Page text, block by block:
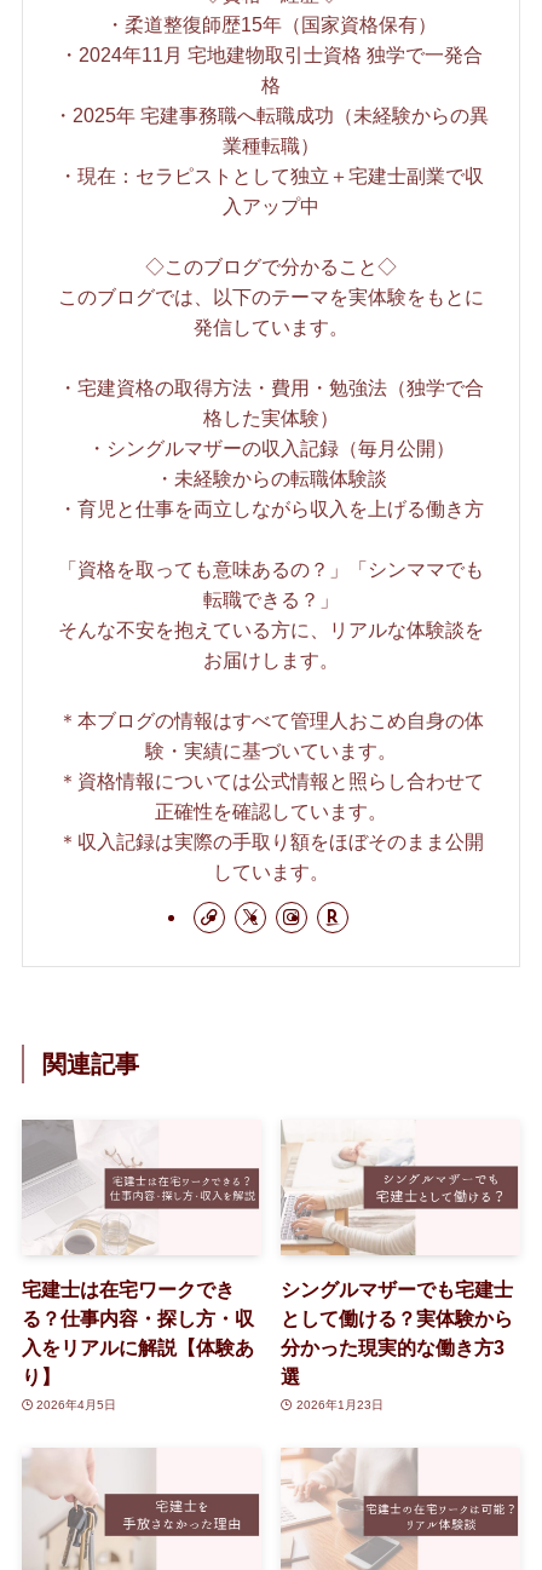
・柔道整復師歴15年（国家資格保有）
・2024年11月 宅地建物取引士資格 独学で一発合
格
・2025年 宅建事務職へ転職成功（未経験からの異
業種転職）
・現在：セラピストとして独立＋宅建士副業で収
入アップ中
◇このブログで分かること◇
このブログでは、以下のテーマを実体験をもとに
発信しています。
・宅建資格の取得方法・費用・勉強法（独学で合
格した実体験）
・シングルマザーの収入記録（毎月公開）
・未経験からの転職体験談
・育児と仕事を両立しながら収入を上げる働き方
「資格を取っても意味あるの？」「シンママでも
転職できる？」
そんな不安を抱えている方に、リアルな体験談を
お届けします。
＊本ブログの情報はすべて管理人おこめ自身の体
験・実績に基づいています。
＊資格情報については公式情報と照らし合わせて
正確性を確認しています。
＊収入記録は実際の手取り額をほぼそのまま公開
しています。
関連記事
宅建士は在宅ワークでき
る？仕事内容・探し方・収
入をリアルに解説【体験あ
り】
2026年4月5日
シングルマザーでも宅建士
として働ける？実体験から
分かった現実的な働き方3
選
2026年1月23日